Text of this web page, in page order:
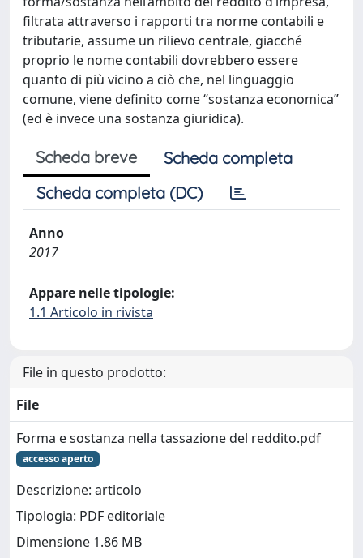
filtrata attraverso i rapporti tra norme contabili e
tributarie, assume un rilievo centrale, giacché
proprio le nome contabili dovrebbero essere
quanto di più vicino a ciò che, nel linguaggio
comune, viene definito come “sostanza economica”
(ed è invece una sostanza giuridica).
Scheda breve
Scheda completa
Scheda completa (DC)
Anno
2017
Appare nelle tipologie:
1.1 Articolo in rivista
File in questo prodotto:
File
Forma e sostanza nella tassazione del reddito.pdf
accesso aperto
Descrizione: articolo
Tipologia: PDF editoriale
Dimensione 1.86 MB